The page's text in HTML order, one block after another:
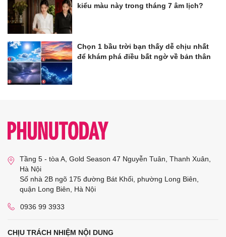
kiểu màu này trong tháng 7 âm lịch?
Chọn 1 bầu trời bạn thấy dễ chịu nhất
để khám phá điều bất ngờ về bản thân
Tầng 5 - tòa A, Gold Season 47 Nguyễn Tuân, Thanh Xuân,
Hà Nội
Số nhà 2B ngõ 175 đường Bát Khối, phường Long Biên,
quận Long Biên, Hà Nội
0936 99 3933
CHỊU TRÁCH NHIỆM NỘI DUNG